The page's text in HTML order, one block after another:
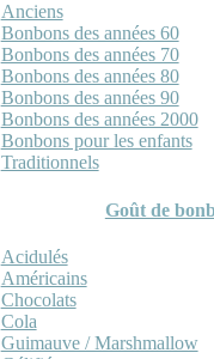
Anciens
Bonbons des années 60
Bonbons des années 70
Bonbons des années 80
Bonbons des années 90
Bonbons des années 2000
Bonbons pour les enfants
Traditionnels
Goût de
Acidulés
Américains
Chocolats
Cola
Guimauve / Marshmallow